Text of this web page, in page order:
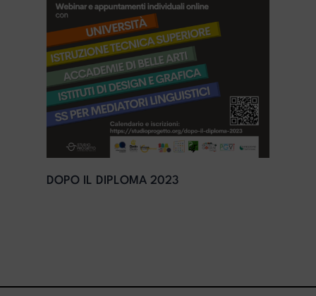
DOPO IL DIPLOMA 2023